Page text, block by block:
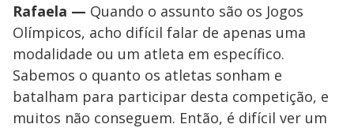
Rafaela — Quando o assunto são os Jogos
Olímpicos, acho difícil falar de apenas uma
modalidade ou um atleta em específico.
Sabemos o quanto os atletas sonham e
batalham para participar desta competição, e
muitos não conseguem. Então, é difícil ver um